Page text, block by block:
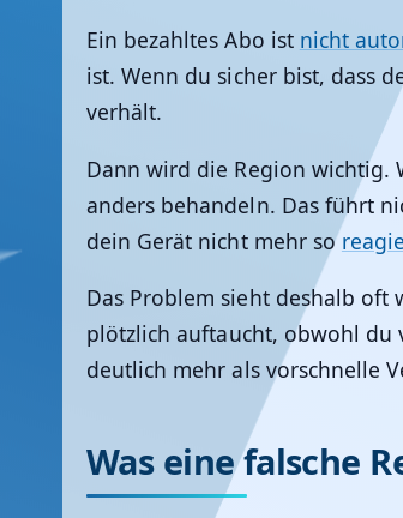
Ein bezahltes Abo ist nicht
ist. Wenn du sicher bist, dass
verhält.
Dann wird die Region wichtig.
anders behandeln. Das führt
dein Gerät nicht mehr so
Das Problem sieht deshalb oft
plötzlich auftaucht, obwohl du
deutlich mehr als vorschnelle
Was eine falsche